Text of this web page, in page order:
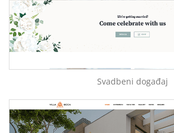
Svadbeni događaj